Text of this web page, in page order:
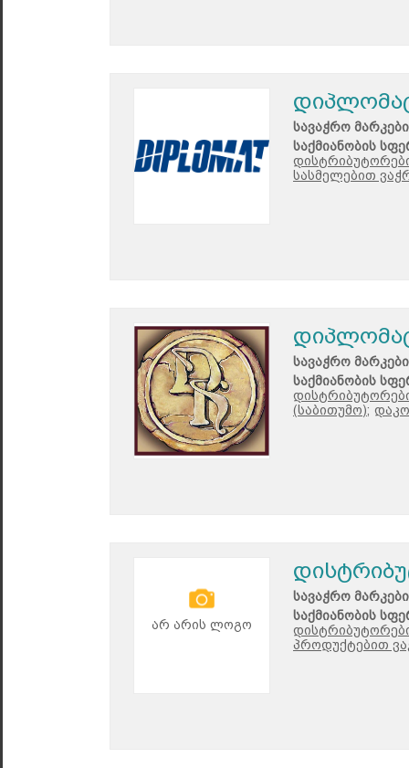
სავაჭრო
საქმიანობის
სასმელებით
სავაჭრო
საქმიანობის
(საბითუმო);
არ არის ლოგო
სავაჭრო
საქმიანობის
პროდუქტებით